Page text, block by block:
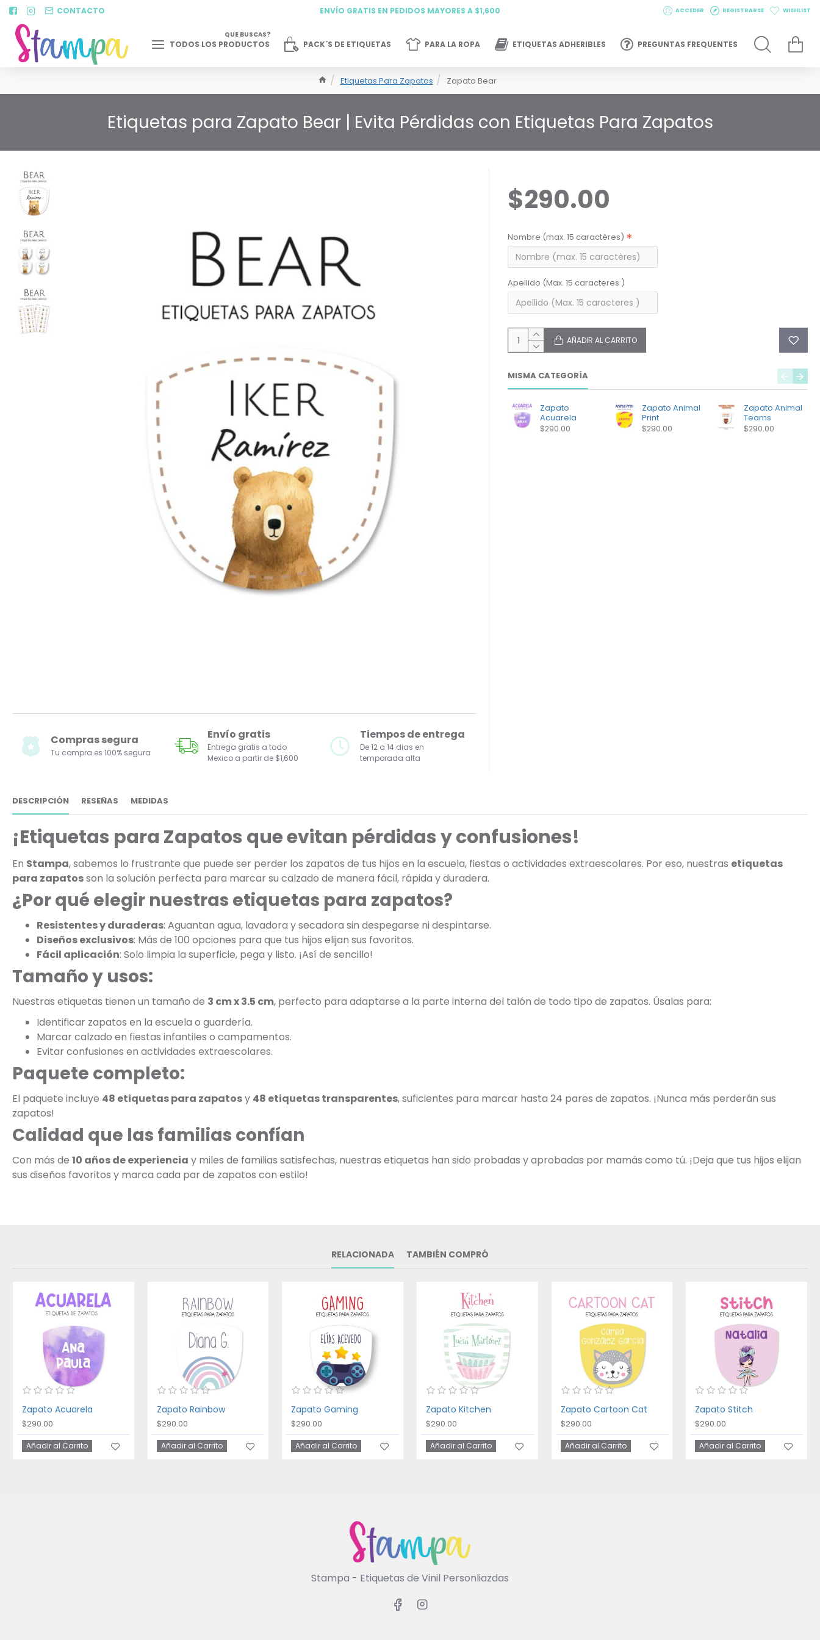
CONTACTO ENVÍO GRATIS EN PEDIDOS MAYORES A $1,600 ACCEDER REGISTRARSE WISHLIST
TODOS LOS PRODUCTOS
QUE BUSCAS?
PACK´S DE ETIQUETAS PARA LA ROPA ETIQUETAS ADHERIBLES PREGUNTAS FREQUENTES
Etiquetas Para Zapatos Zapato Bear
Etiquetas para Zapato Bear | Evita Pérdidas con Etiquetas Para Zapatos
Compras segura
Tu compra es 100% segura
Envío gratis
Entrega gratis a todo
Mexico a partir de $1,600
Tiempos de entrega
De 12 a 14 dias en
temporada alta
$290.00
Nombre (max. 15 caractères)
Apellido (Max. 15 caracteres )
AÑADIR AL CARRITO
MISMA CATEGORÍA
Zapato
Acuarela
$290.00
Zapato Animal
Print
$290.00
Zapato Animal
Teams
$290.00
DESCRIPCIÓN RESEÑAS MEDIDAS
¡Etiquetas para Zapatos que evitan pérdidas y confusiones!
En Stampa, sabemos lo frustrante que puede ser perder los zapatos de tus hijos en la escuela, fiestas o actividades extraescolares. Por eso, nuestras etiquetas
para zapatosson la solución perfecta para marcar su calzado de manera fácil, rápida y duradera.
¿Por qué elegir nuestras etiquetas para zapatos?
Resistentes y duraderas: Aguantan agua, lavadora y secadora sin despegarse ni despintarse.
Diseños exclusivos: Más de 100 opciones para que tus hijos elijan sus favoritos.
Fácil aplicación: Solo limpia la superficie, pega y listo. ¡Así de sencillo!
Tamaño y usos:
Nuestras etiquetas tienen un tamaño de 3 cm x 3.5 cm, perfecto para adaptarse a la parte interna del talón de todo tipo de zapatos. Úsalas para:
Identificar zapatos en la escuela o guardería.
Marcar calzado en fiestas infantiles o campamentos.
Evitar confusiones en actividades extraescolares.
Paquete completo:
El paquete incluye 48 etiquetas para zapatosy 48 etiquetas transparentes, suficientes para marcar hasta 24 pares de zapatos. ¡Nunca más perderán sus
zapatos!
Calidad que las familias confían
Con más de 10 años de experiencia y miles de familias satisfechas, nuestras etiquetas han sido probadas y aprobadas por mamás como tú. ¡Deja que tus hijos elijan
sus diseños favoritos y marca cada par de zapatos con estilo!
RELACIONADA TAMBIÉN COMPRÓ
Zapato Acuarela
$290.00
Añadir al Carrito
Zapato Rainbow
$290.00
Añadir al Carrito
Zapato Gaming
$290.00
Añadir al Carrito
Zapato Kitchen
$290.00
Añadir al Carrito
Zapato Cartoon Cat
$290.00
Añadir al Carrito
Zapato Stitch
$290.00
Añadir al Carrito
Stampa - Etiquetas de Vinil Personliazdas